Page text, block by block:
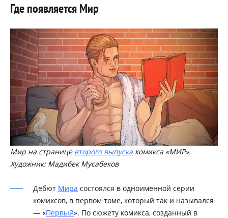
Где появляется Мир
Мир на странице второго выпуска комикса «МИР».
Художник: Мадибек Мусабеков
Дебют Мира состоялся в одноимённой серии
комиксов, в первом томе, который так и назывался
— «Первый». По сюжету комикса, созданный в